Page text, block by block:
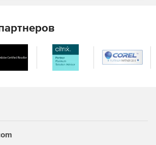
инструменты и службы для
предназначенные для индивидуальных
или небольших групп.
Enterprise:
инструментов и служб для
создания и развертывания сложных